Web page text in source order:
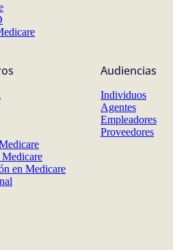
Medicare
en Medicare
Audiencias
Individuos
Agentes
Empleadores
Proveedores